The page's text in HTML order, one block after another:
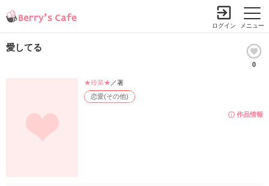
メニュー
ログイン
愛してる
0
作品情報
恋愛(その他)
★玲菜★ ／著